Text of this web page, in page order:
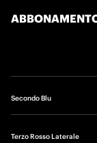
Secondo Blu
Terzo Rosso Laterale